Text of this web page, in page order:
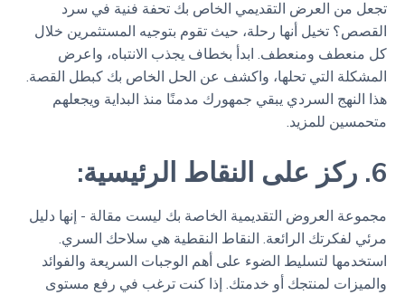
تجعل من العرض التقديمي الخاص بك تحفة فنية في سرد
القصص؟ تخيل أنها رحلة، حيث تقوم بتوجيه المستثمرين خلال
كل منعطف ومنعطف. ابدأ بخطاف يجذب الانتباه، واعرض
المشكلة التي تحلها، واكشف عن الحل الخاص بك كبطل القصة.
هذا النهج السردي يبقي جمهورك مدمنًا منذ البداية ويجعلهم
متحمسين للمزيد.
6. ركز على النقاط الرئيسية:
مجموعة العروض التقديمية الخاصة بك ليست مقالة - إنها دليل
مرئي لفكرتك الرائعة. النقاط النقطية هي سلاحك السري.
استخدمها لتسليط الضوء على أهم الوجبات السريعة والفوائد
والميزات لمنتجك أو خدمتك. إذا كنت ترغب في رفع مستوى